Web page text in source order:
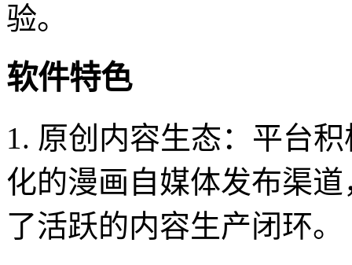
验。
软件特色
1. 原创内容生态：平台
化的漫画自媒体发布渠
了活跃的内容生产闭环。